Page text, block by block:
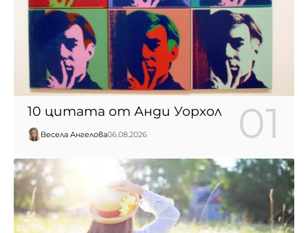
10 цитата от Анди Уорхол
Весела Ангелова06.08.2026